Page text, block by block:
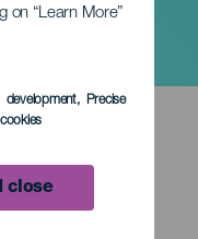
on “Learn More”
development, Precise
close